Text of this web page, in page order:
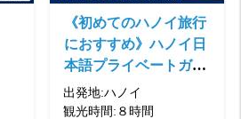
《初めてのハノイ旅行
におすすめ》ハノイ日
本語プライベートガイ
ド・街歩き・ローカル
体験・観光同行
出発地:ハノイ
観光時間: ８時間